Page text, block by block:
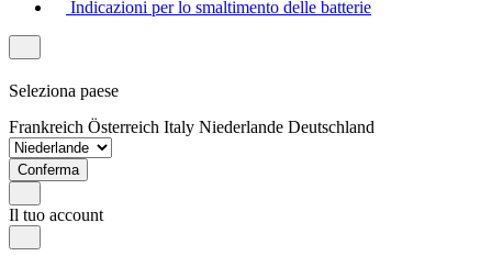
Indicazioni per lo smaltimento delle batterie
Seleziona paese
Frankreich Österreich Italy Niederlande Deutschland
Conferma
Il tuo account